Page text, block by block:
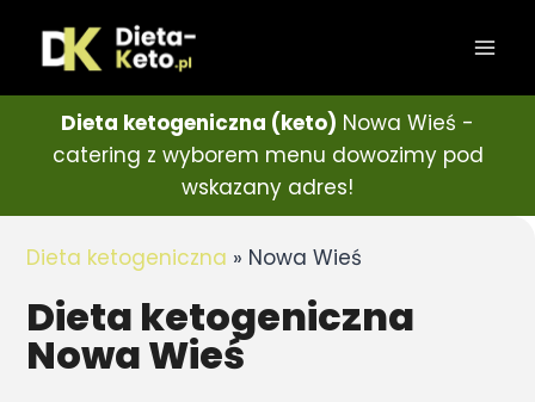
Dieta ketogeniczna (keto) Nowa Wieś -
catering z wyborem menu dowozimy pod
wskazany adres!
Dieta ketogeniczna » Nowa Wieś
Dieta ketogeniczna
Nowa Wieś